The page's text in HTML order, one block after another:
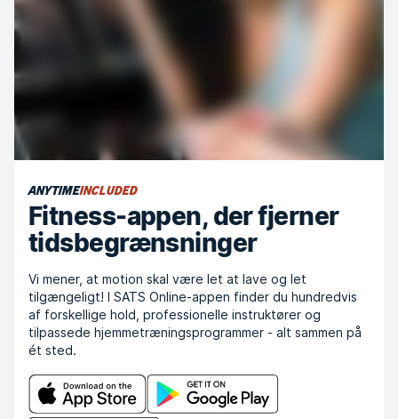
ANYTIMEINCLUDED
Fitness-appen, der fjerner
tidsbegrænsninger
Vi mener, at motion skal være let at lave og let
tilgængeligt! I SATS Online-appen finder du hundredvis
af forskellige hold, professionelle instruktører og
tilpassede hjemmetræningsprogrammer - alt sammen på
ét sted.